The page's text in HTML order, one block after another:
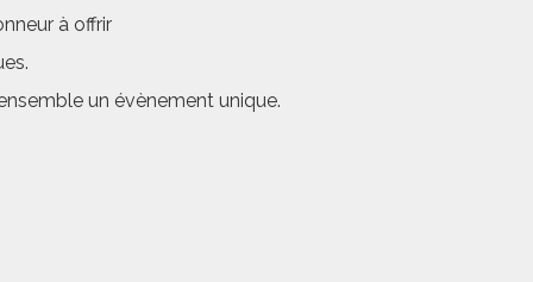
à offrir
un évènement unique.